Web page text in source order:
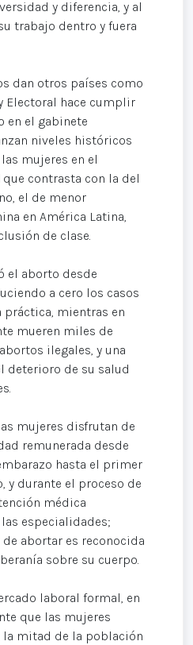
y diferencia, y al
trabajo dentro y fuera
dan otros países como
Electoral hace cumplir
en el gabinete
niveles históricos
mujeres en el
contrasta con la del
el de menor
en América Latina,
de clase.
el aborto desde
a cero los casos
práctica, mientras en
mueren miles de
ilegales, y una
deterioro de su salud
mujeres disfrutan de
remunerada desde
hasta el primer
y durante el proceso de
médica
especialidades;
abortar es reconocida
sobre su cuerpo.
laboral formal, en
que las mujeres
la mitad de la población